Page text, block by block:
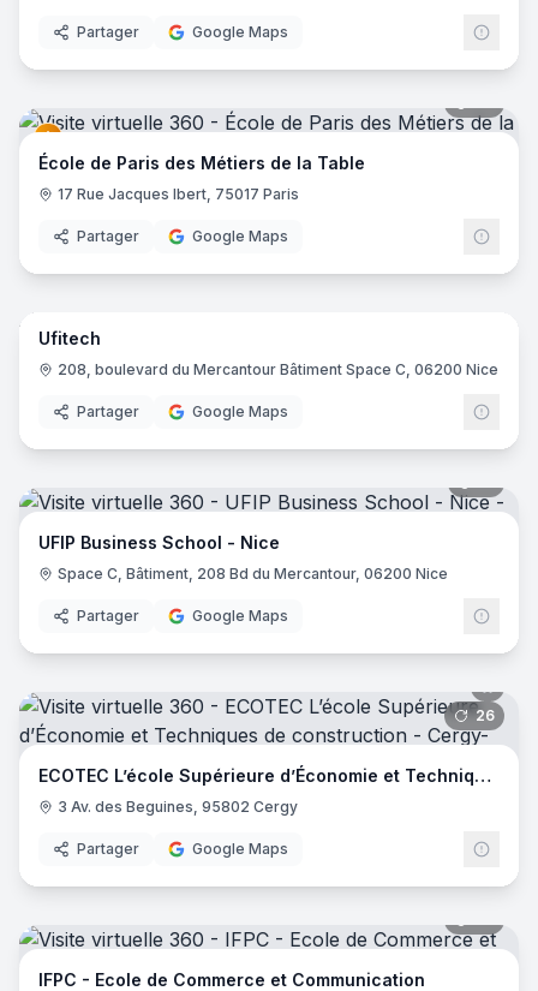
Partager Google Maps
École de Paris des Métiers de la Table
17 Rue Jacques Ibert, 75017 Paris
Partager Google Maps
12
Ufitech
208, boulevard du Mercantour Bâtiment Space C, 06200 Nice
Partager Google Maps
UFIP Business School - Nice
Space C, Bâtiment, 208 Bd du Mercantour, 06200 Nice
Partager Google Maps
26
ECOTEC L’école Supérieure d’Économie et Techniques de construction
3 Av. des Beguines, 95802 Cergy
Partager Google Maps
IFPC - Ecole de Commerce et Communication